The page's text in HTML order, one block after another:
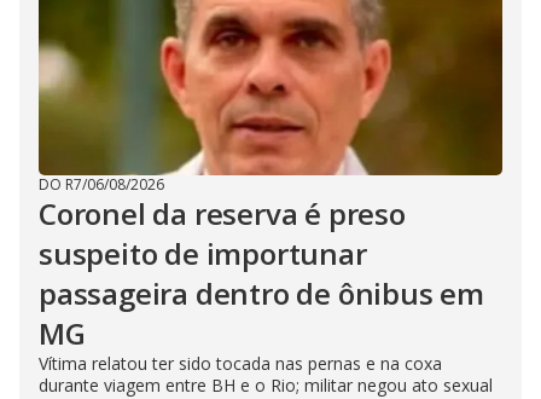
DO R7/06/08/2026
Coronel da reserva é preso
suspeito de importunar
passageira dentro de ônibus em
MG
Vítima relatou ter sido tocada nas pernas e na coxa
durante viagem entre BH e o Rio; militar negou ato sexual